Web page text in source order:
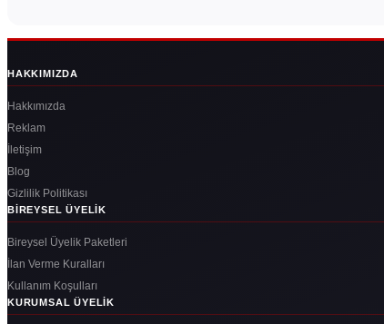
HAKKIMIZDA
Hakkımızda
Reklam
İletişim
Blog
Gizlilik Politikası
BIREYSEL ÜYELIK
Bireysel Üyelik Paketleri
İlan Verme Kuralları
Kullanım Koşulları
KURUMSAL ÜYELIK